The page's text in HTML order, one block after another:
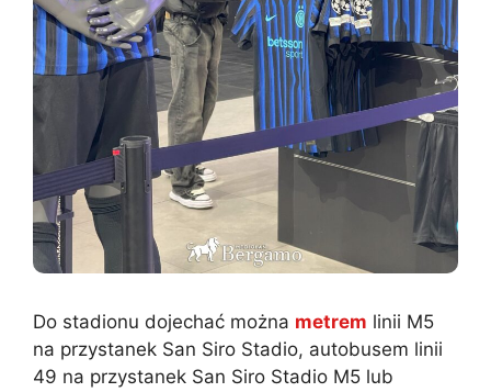
Do stadionu dojechać można metrem linii M5
na przystanek San Siro Stadio, autobusem linii
49 na przystanek San Siro Stadio M5 lub